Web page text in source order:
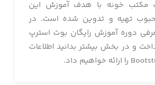
مکتب خونه با هدف آموزش این
تهیه و تدوین شده است. در
دوره آموزش رایگان بوت استرپ
و در بخش بیشتر بدانید اطلاعات